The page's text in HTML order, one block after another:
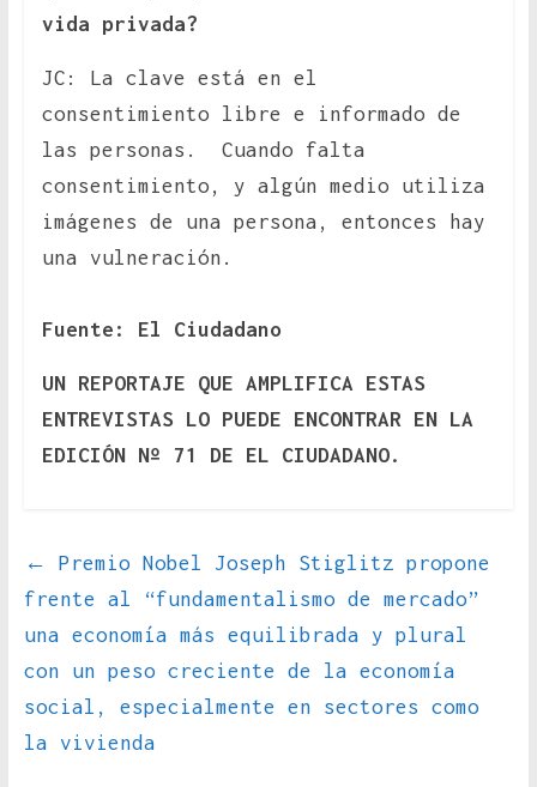
vida privada?
JC: La clave está en el
consentimiento libre e informado de
las personas. Cuando falta
consentimiento, y algún medio utiliza
imágenes de una persona, entonces hay
una vulneración.
Fuente: El Ciudadano
UN REPORTAJE QUE AMPLIFICA ESTAS
ENTREVISTAS LO PUEDE ENCONTRAR EN LA
EDICIÓN Nº 71 DE EL CIUDADANO.
←
Premio Nobel Joseph Stiglitz propone
frente al “fundamentalismo de mercado”
una economía más equilibrada y plural
con un peso creciente de la economía
social, especialmente en sectores como
la vivienda